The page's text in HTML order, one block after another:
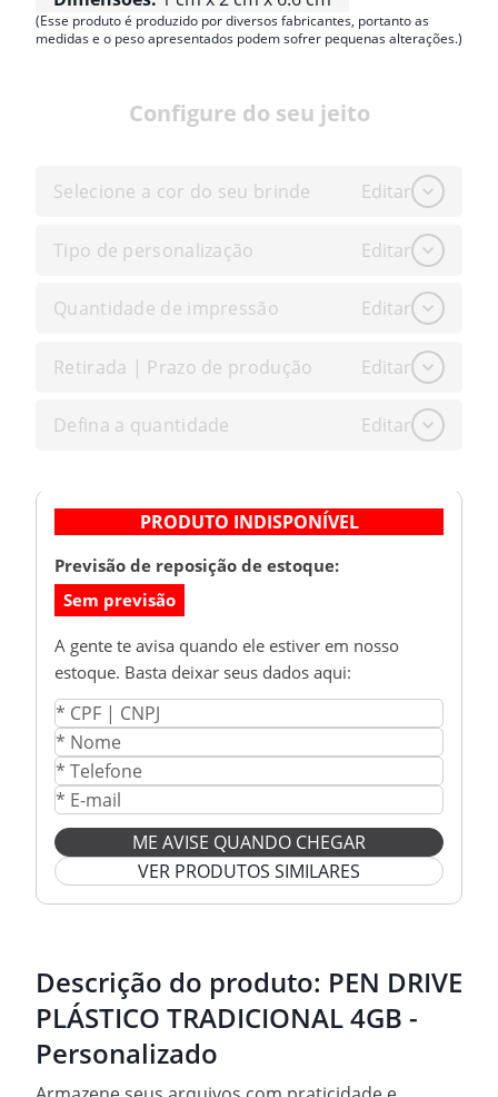
(Esse produto é produzido por diversos fabricantes, portanto as
medidas e o peso apresentados podem sofrer pequenas alterações.)
Configure do seu jeito
Selecione a cor do seu brinde Editar
Tipo de personalização Editar
Quantidade de impressão Editar
Retirada | Prazo de produção Editar
Defina a quantidade Editar
PRODUTO INDISPONÍVEL
Previsão de reposição de estoque:
Sem previsão
A gente te avisa quando ele estiver em nosso
estoque. Basta deixar seus dados aqui:
ME AVISE QUANDO CHEGAR
VER PRODUTOS SIMILARES
Descrição do produto: PEN DRIVE
PLÁSTICO TRADICIONAL 4GB -
Personalizado